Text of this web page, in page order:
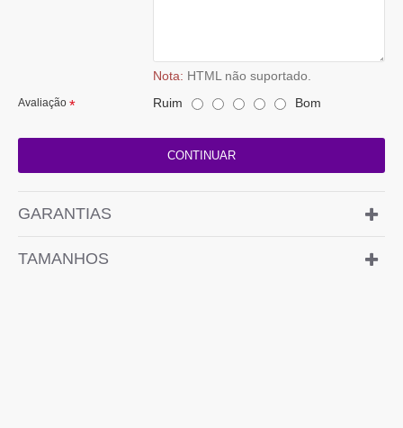
Nota: HTML não suportado.
Avaliação Ruim Bom
CONTINUAR
GARANTIAS
TAMANHOS